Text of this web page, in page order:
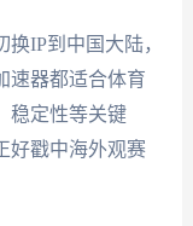
IP到中国大陆，
速器都适合体育
稳定性等关键
好戳中海外观赛